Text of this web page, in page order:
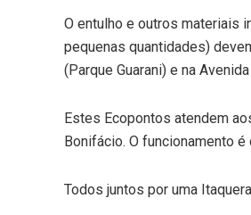
O entulho e outros materiais
pequenas quantidades)
(Parque Guarani) e na
Estes Ecopontos atendem
Bonifácio. O funcionamento
Todos juntos por uma